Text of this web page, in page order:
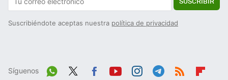
Suscribiéndote aceptas nuestra política de privacidad
Síguenos